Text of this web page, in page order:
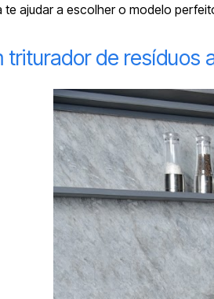
te ajudar a escolher o modelo
triturador de resíduos